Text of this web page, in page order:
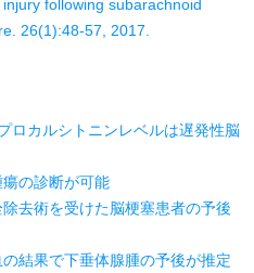
following subarachnoid
26(1):48-57, 2017.
ロカルシトニンレベルは遅発性脳
の診断が可能
去術を受けた脳梗塞患者の予後
結果で下垂体腺腫の予後が推定